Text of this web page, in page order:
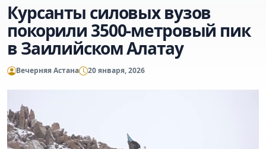
Курсанты силовых вузов
покорили 3500-метровый пик
в Заилийском Алатау
Вечерняя Астана 20 января, 2026